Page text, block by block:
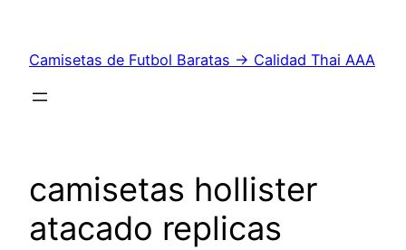
contenido
Camisetas de Futbol Baratas → Calidad Thai AAA
camisetas hollister
atacado replicas